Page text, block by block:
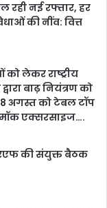
रही नई रफ्तार, हर
की नींव: वित्त
को लेकर राष्ट्रीय
बाढ़ नियंत्रण को
अगस्त को टेबल टॉप
एक्सरसाइज….
की संयुक्त बैठक